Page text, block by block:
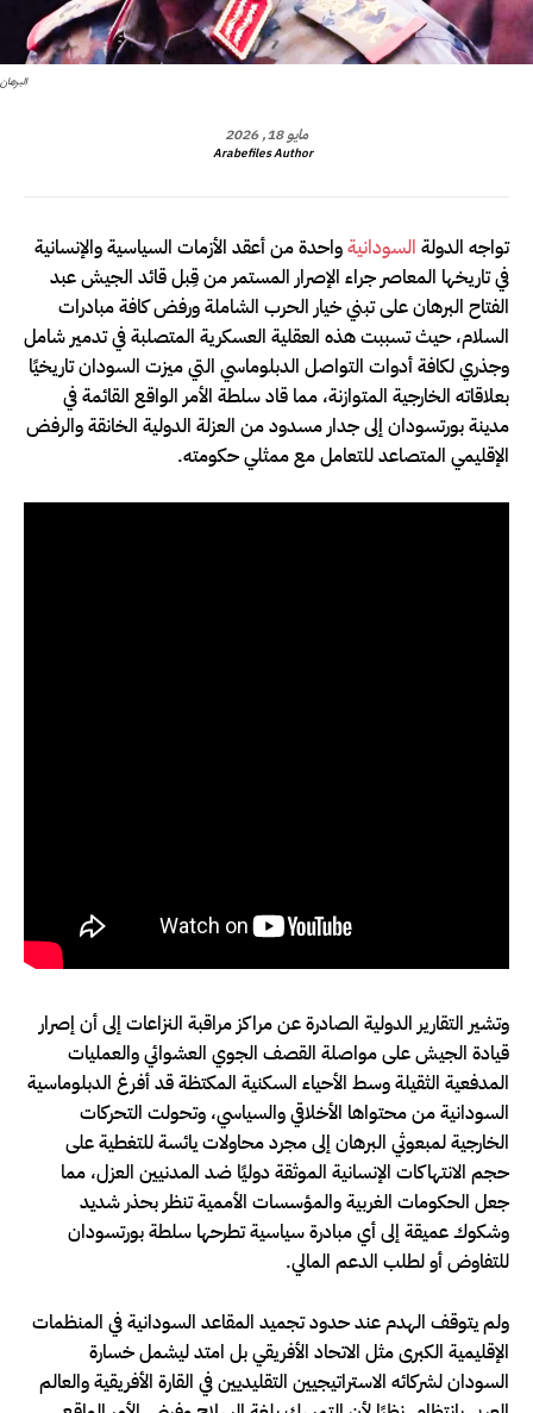
البرهان
مايو 18, 2026
Arabefiles Author
تواجه الدولة السودانيةواحدة من أعقد الأزمات السياسية والإنسانية
في تاريخها المعاصر جراء الإصرار المستمر من قِبل قائد الجيش عبد
الفتاح البرهان على تبني خيار الحرب الشاملة ورفض كافة مبادرات
السلام، حيث تسببت هذه العقلية العسكرية المتصلبة في تدمير شامل
وجذري لكافة أدوات التواصل الدبلوماسي التي ميزت السودان تاريخيًا
بعلاقاته الخارجية المتوازنة، مما قاد سلطة الأمر الواقع القائمة في
مدينة بورتسودان إلى جدار مسدود من العزلة الدولية الخانقة والرفض
الإقليمي المتصاعد للتعامل مع ممثلي حكومته.
وتشير التقارير الدولية الصادرة عن مراكز مراقبة النزاعات إلى أن إصرار
قيادة الجيش على مواصلة القصف الجوي العشوائي والعمليات
المدفعية الثقيلة وسط الأحياء السكنية المكتظة قد أفرغ الدبلوماسية
السودانية من محتواها الأخلاقي والسياسي، وتحولت التحركات
الخارجية لمبعوثي البرهان إلى مجرد محاولات يائسة للتغطية على
حجم الانتهاكات الإنسانية الموثقة دوليًا ضد المدنيين العزل، مما
جعل الحكومات الغربية والمؤسسات الأممية تنظر بحذر شديد
وشكوك عميقة إلى أي مبادرة سياسية تطرحها سلطة بورتسودان
للتفاوض أو لطلب الدعم المالي.
ولم يتوقف الهدم عند حدود تجميد المقاعد السودانية في المنظمات
الإقليمية الكبرى مثل الاتحاد الأفريقي بل امتد ليشمل خسارة
السودان لشركائه الاستراتيجيين التقليديين في القارة الأفريقية والعالم